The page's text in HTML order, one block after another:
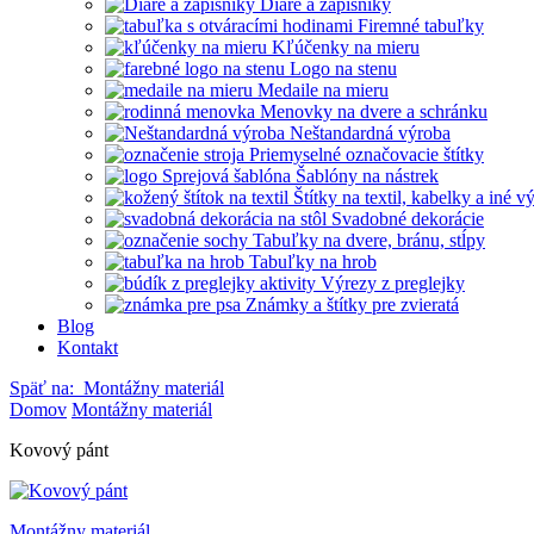
Diáre a zápisníky
Firemné tabuľky
Kľúčenky na mieru
Logo na stenu
Medaile na mieru
Menovky na dvere a schránku
Neštandardná výroba
Priemyselné označovacie štítky
Šablóny na nástrek
Štítky na textil, kabelky a iné
Svadobné dekorácie
Tabuľky na dvere, bránu, stĺpy
Tabuľky na hrob
Výrezy z preglejky
Známky a štítky pre zvieratá
Blog
Kontakt
Späť na: Montážny materiál
Domov Montážny materiál
Kovový pánt